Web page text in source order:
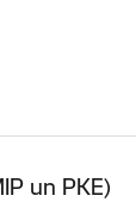
un PKE)